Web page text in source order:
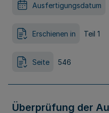
Ausfertigungsdatum
Erschienen in Teil 1
Seite 546
Überprüfung der